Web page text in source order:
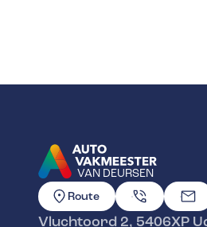
VAN DEURSEN
GA NAAR DE HOMEPAGINA
Route
Vluchtoord 2, 5406XP